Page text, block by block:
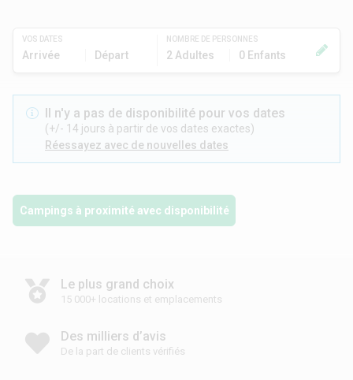
VOS DATES
Arrivée Départ
NOMBRE DE PERSONNES
2 Adultes 0 Enfants
Il n'y a pas de disponibilité pour vos dates
(+/- 14 jours à partir de vos dates exactes)
Réessayez avec de nouvelles dates
Campings à proximité avec disponibilité
Le plus grand choix
15 000+ locations et emplacements
Des milliers d’avis
De la part de clients vérifiés